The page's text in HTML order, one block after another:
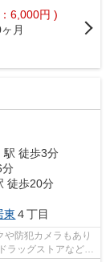
6,000円 )
月
駅 徒歩3分
分
徒歩20分
東 ４丁目
防犯カメラもあり